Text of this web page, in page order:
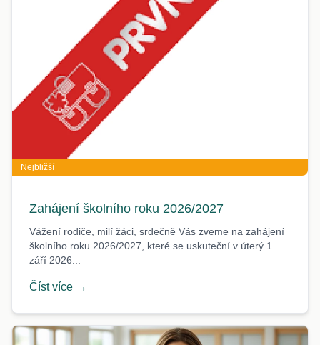
Nejbližší
Zahájení školního roku 2026/2027
Vážení rodiče, milí žáci, srdečně Vás zveme na zahájení
školního roku 2026/2027, které se uskuteční v úterý 1.
září 2026...
Číst více →